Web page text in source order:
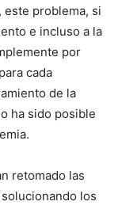
este problema, si
e incluso a la
por
cada
de la
ha sido posible
retomado las
los